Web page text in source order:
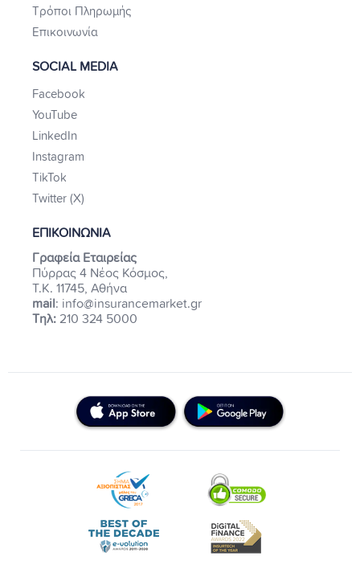
Τρόποι Πληρωμής
Επικοινωνία
SOCIAL MEDIA
Facebook
YouTube
LinkedIn
Instagram
TikTok
Twitter (X)
ΕΠΙΚΟΙΝΩΝΙΑ
Γραφεία Εταιρείας
Πύρρας 4 Νέος Κόσμος,
Τ.Κ. 11745, Αθήνα
mail: info@insurancemarket.gr
Τηλ: 210 324 5000